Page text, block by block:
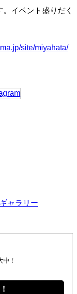
イベント盛りだく
site/miyahata/
中！